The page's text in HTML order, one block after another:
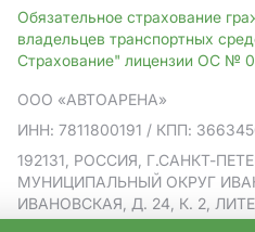
Обязательное страхование
владельцев транспортных
Страхование" лицензии ОС №
ООО «АВТОАРЕНА»
ИНН: 7811800191 / КПП:
192131, РОССИЯ, Г.САНКТ-
МУНИЦИПАЛЬНЫЙ ОКРУГ
ИВАНОВСКАЯ, Д. 24, К. 2,